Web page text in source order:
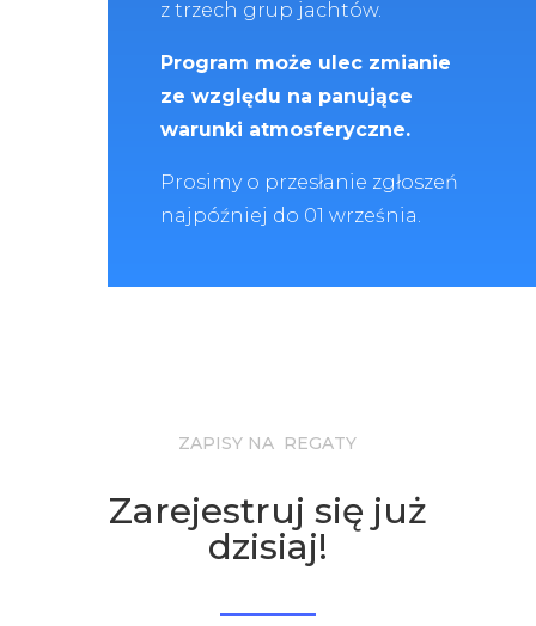
z trzech grup jachtów.
Program może ulec zmianie
ze względu na panujące
warunki atmosferyczne.
Prosimy o przesłanie zgłoszeń
najpóźniej do 01 września.
ZAPISY NA REGATY
Zarejestruj się już
dzisiaj!